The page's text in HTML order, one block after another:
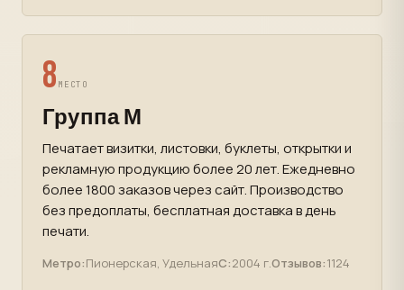
8 МЕСТО
Группа М
Печатает визитки, листовки, буклеты, открытки и
рекламную продукцию более 20 лет. Ежедневно
более 1800 заказов через сайт. Производство
без предоплаты, бесплатная доставка в день
печати.
Метро:Пионерская, УдельнаяС:2004 г.Отзывов:1124